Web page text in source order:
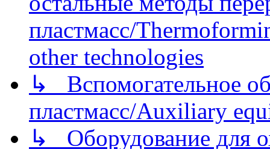
пластмасс/
other technologies
↳ Вспомогательное
пластмасс/Auxiliary
↳ Оборудование для